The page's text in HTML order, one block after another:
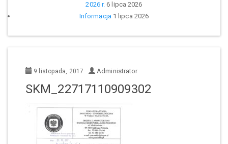
2026 r. 6 lipca 2026
Informacja 1 lipca 2026
9 listopada, 2017 Administrator
SKM_22717110909302